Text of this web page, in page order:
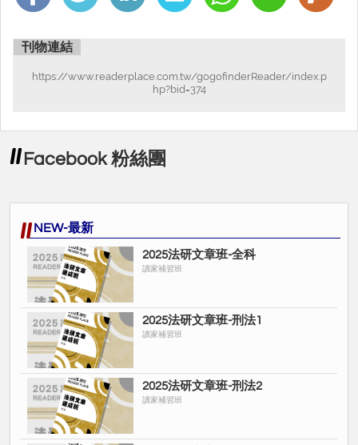
刊物連結
https://www.readerplace.com.tw/gogofinderReader/index.p
hp?bid=374
Facebook 粉絲團
NEW-最新
2025法研文章班-全科
讀家補習班
2025法研文章班-刑法1
讀家補習班
2025法研文章班-刑法2
讀家補習班